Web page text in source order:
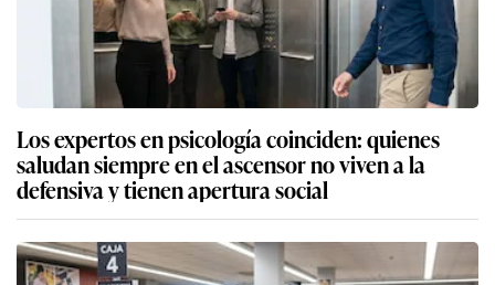
Los expertos en psicología coinciden: quienes
saludan siempre en el ascensor no viven a la
defensiva y tienen apertura social